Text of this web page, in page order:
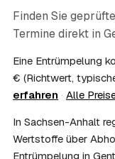
Kosten?
Im Einzelfall ist
einem vom Amt
stellen Sie vor
und holen die
über die
08 Bekomme ich
Finden Sie
Termine direkt in
Eine Entrümpelung
€ (Richtwert,
erfahren · Alle
In Sachsen-Anhalt
Wertstoffe über
Entrümpelung in